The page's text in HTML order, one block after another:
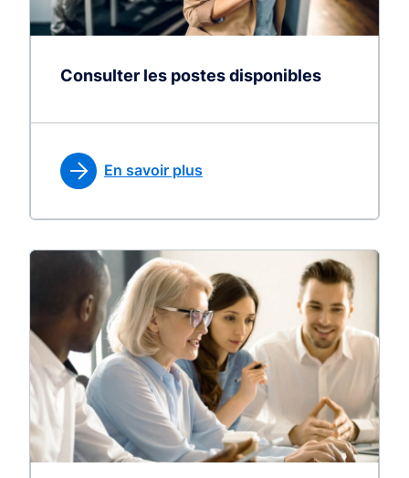
Consulter les postes disponibles
En savoir plus